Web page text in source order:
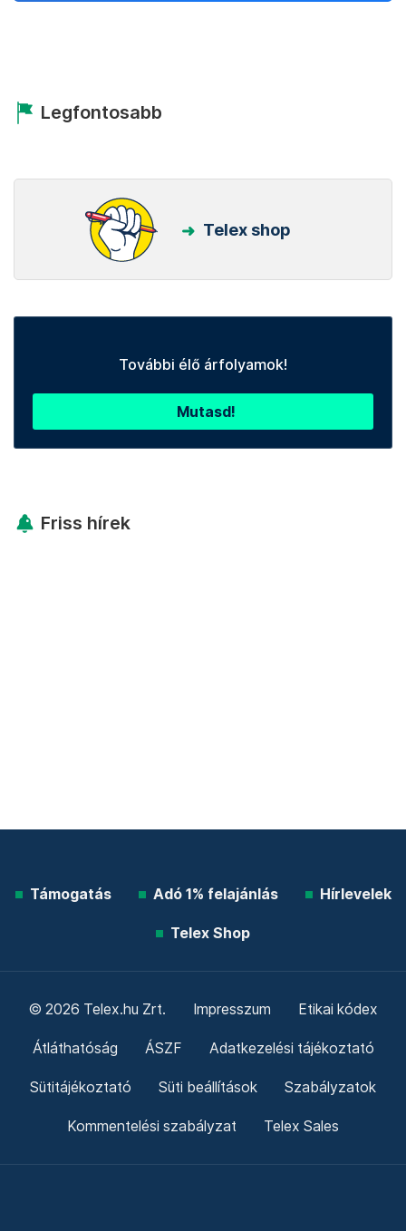
Legfontosabb
Telex shop
További élő árfolyamok!
Mutasd!
Friss hírek
Támogatás Adó 1% felajánlás Hírlevelek
Telex Shop
© 2026 Telex.hu Zrt. Impresszum Etikai kódex
Átláthatóság ÁSZF Adatkezelési tájékoztató
Sütitájékoztató Süti beállítások Szabályzatok
Kommentelési szabályzat Telex Sales